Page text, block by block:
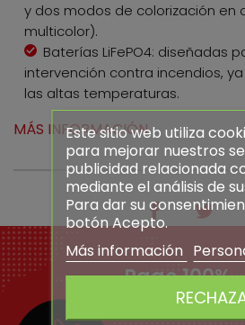
y dos modos de colorización en
multicolor).
Baterías LiFePO4: diseñadas
intervención contra incendios,
las altas temperaturas.
MÁS INFORMACIÓN
Pago 100%
seguro
Este sitio web utiliza
para mejorar nuestros
publicidad relacionada
mediante el análisis de
Para dar su
botón Acepto.
Más información